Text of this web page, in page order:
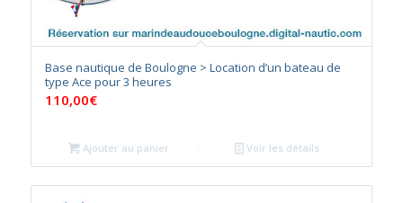
Base nautique de Boulogne > Location d’un bateau de
type Ace pour 3 heures
110,00€
Ajouter au panier Voir les détails